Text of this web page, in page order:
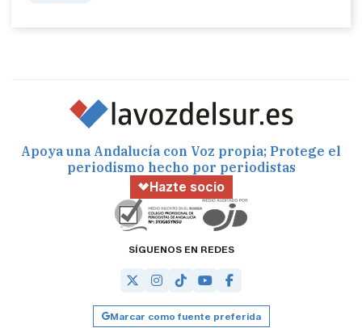
Apoya una Andalucía con Voz propia; Protege el
periodismo hecho por periodistas
Hazte socio
SÍGUENOS EN REDES
Marcar como fuente preferida